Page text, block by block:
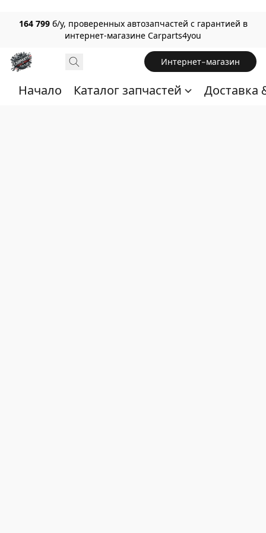
164 799 б/у, проверенных автозапчастей с гарантией в
интернет-магазине Carparts4you
Интернет-магазин
Начало Каталог запчастей Доставка